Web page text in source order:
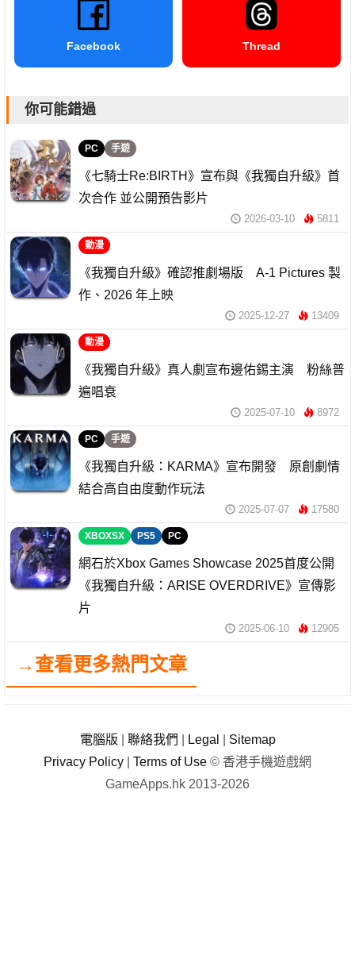
Facebook Thread
你可能錯過
PC 手遊
《七騎士Re:BIRTH》宣布與《我獨自升級》首
次合作 並公開預告影片
2026-03-10 5811
動漫
《我獨自升級》確認推劇場版 A-1 Pictures 製
作、2026 年上映
2025-12-27 13409
動漫
《我獨自升級》真人劇宣布邊佑錫主演 粉絲普
遍唱衰
2025-07-10 8972
PC 手遊
《我獨自升級：KARMA》宣布開發 原創劇情
結合高自由度動作玩法
2025-07-07 17580
XBOXSX PS5 PC
網石於Xbox Games Showcase 2025首度公開
《我獨自升級：ARISE OVERDRIVE》宣傳影
片
2025-06-10 12905
→查看更多熱門文章
電腦版 聯絡我們 Legal
Sitemap
Privacy Policy
Terms of Use © 香港手機遊戲網
GameApps.hk 2013-2026